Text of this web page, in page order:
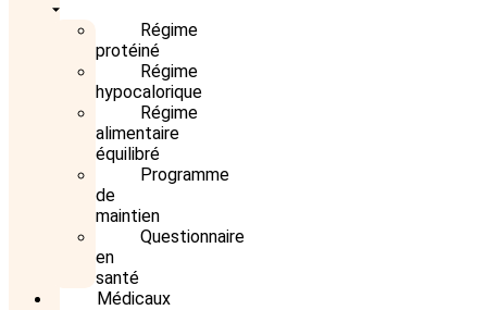
Régime
protéiné
Régime
hypocalorique
Régime
alimentaire
équilibré
Programme
de
maintien
Questionnaire
en
santé
Médicaux